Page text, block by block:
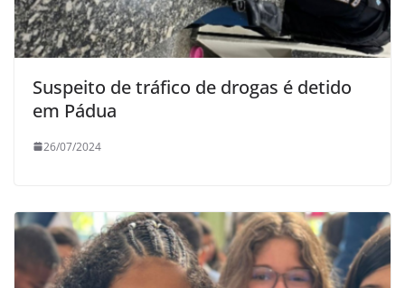
Suspeito de tráfico de drogas é detido
em Pádua
26/07/2024